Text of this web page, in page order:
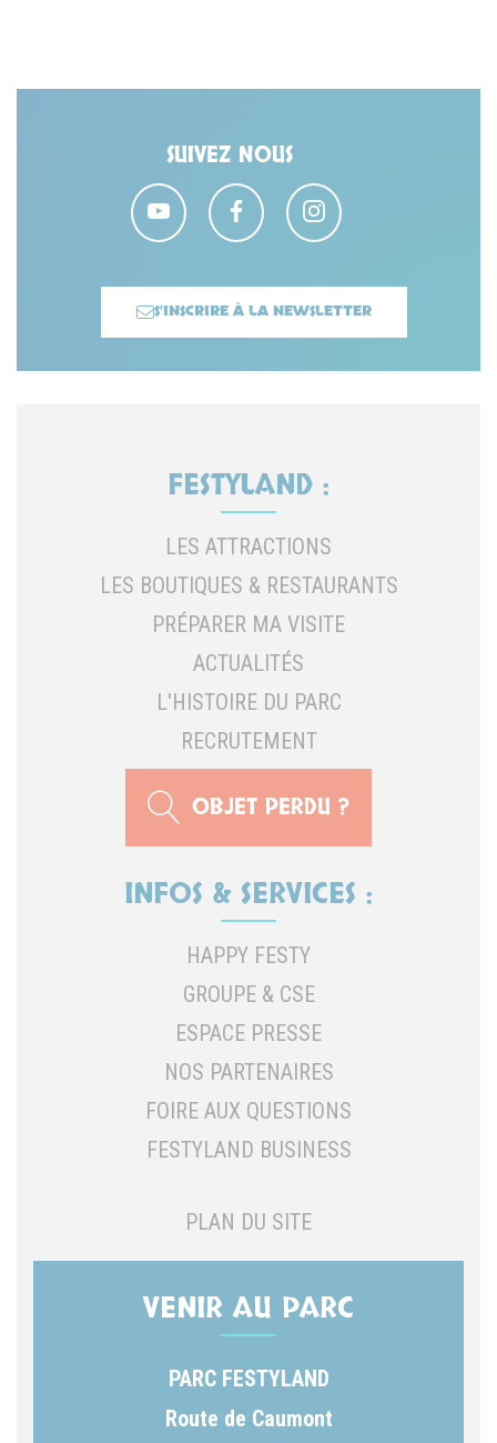
SUIVEZ NOUS
S'INSCRIRE À LA NEWSLETTER
FESTYLAND :
LES ATTRACTIONS
LES BOUTIQUES & RESTAURANTS
PRÉPARER MA VISITE
ACTUALITÉS
L'HISTOIRE DU PARC
RECRUTEMENT
OBJET PERDU ?
INFOS & SERVICES :
HAPPY FESTY
GROUPE & CSE
ESPACE PRESSE
NOS PARTENAIRES
FOIRE AUX QUESTIONS
FESTYLAND BUSINESS
PLAN DU SITE
VENIR AU PARC
PARC FESTYLAND
Route de Caumont